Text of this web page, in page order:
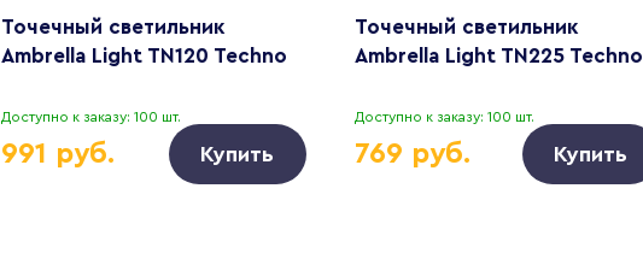
Точечный светильник
Ambrella Light TN120 Techno
Доступно к заказу: 100 шт.
991 руб. Купить
Точечный светильник
Ambrella Light TN225 Techno
Доступно к заказу: 100 шт.
769 руб. Купить